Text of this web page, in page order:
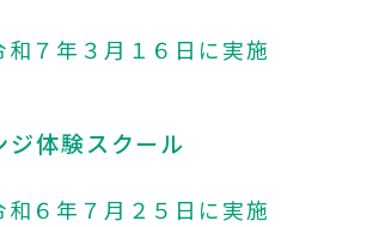
和７年３月１６日に実施
ジ体験スクール
和６年７月２５日に実施